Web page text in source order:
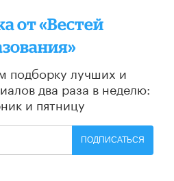
от «Вестей
подборку лучших и
два раза в неделю:
и пятницу
ПОДПИСАТЬСЯ